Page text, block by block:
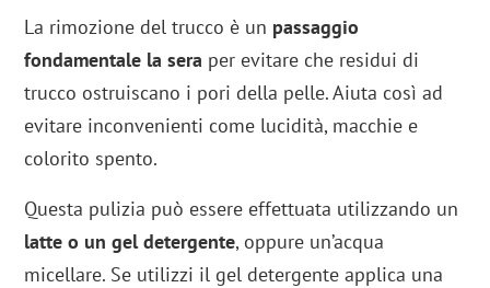
La rimozione del trucco è un passaggio
fondamentale la sera per evitare che residui di
trucco ostruiscano i pori della pelle. Aiuta così ad
evitare inconvenienti come lucidità, macchie e
colorito spento.
Questa pulizia può essere effettuata utilizzando un
latte o un gel detergente, oppure un’acqua
micellare. Se utilizzi il gel detergente applica una